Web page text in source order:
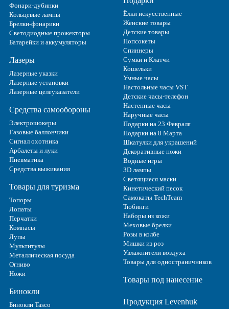
Фонари-дубинки
Кольцевые лампы
Брелки-фонарики
Светодиодные прожекторы
Батарейки и аккумуляторы
Лазеры
Лазерные указки
Лазерные установки
Лазерные целеуказатели
Средства самообороны
Электрошокеры
Газовые баллончики
Сигнал охотника
Арбалеты и луки
Пневматика
Средства выживания
Товары для туризма
Топоры
Лопаты
Перчатки
Компасы
Лупы
Мультитулы
Металлическая посуда
Огниво
Ножи
Бинокли
Бинокли Tasco
Ёлки искусственные
Женские товары
Детские товары
Попсокеты
Спиннеры
Сумки и Клатчи
Кошельки
Умные часы
Настольные часы VST
Детские часы-телефон
Настенные часы
Наручные часы
Подарки на 23 Февраля
Подарки на 8 Марта
Шкатулки для украшений
Декоративные ножи
Водные игры
3D лампы
Светящиеся маски
Кинетический песок
Самокаты TechTeam
Тюбинги
Наборы из кожи
Меховые брелки
Розы в колбе
Мишки из роз
Увлажнители воздуха
Товары для одностраничников
Товары под нанесение
Продукция Levenhuk